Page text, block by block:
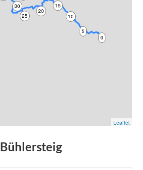
0
5
10
15
20
25
30
Leaflet
Bühlersteig